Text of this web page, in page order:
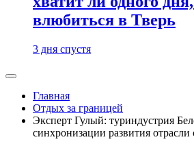
влюбиться в Тверь
3 дня спустя
Главная
Отдых за границей
Эксперт Гулый: туриндустрия
синхронизации развития